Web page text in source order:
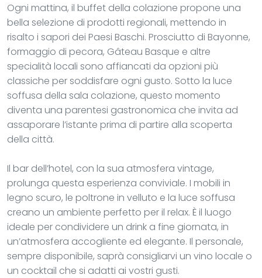
Ogni mattina, il buffet della colazione propone una
bella selezione di prodotti regionali, mettendo in
risalto i sapori dei Paesi Baschi. Prosciutto di Bayonne,
formaggio di pecora, Gâteau Basque e altre
specialità locali sono affiancati da opzioni più
classiche per soddisfare ogni gusto. Sotto la luce
soffusa della sala colazione, questo momento
diventa una parentesi gastronomica che invita ad
assaporare l’istante prima di partire alla scoperta
della città.
Il bar dell’hotel, con la sua atmosfera vintage,
prolunga questa esperienza conviviale. I mobili in
legno scuro, le poltrone in velluto e la luce soffusa
creano un ambiente perfetto per il relax. È il luogo
ideale per condividere un drink a fine giornata, in
un’atmosfera accogliente ed elegante. Il personale,
sempre disponibile, saprà consigliarvi un vino locale o
un cocktail che si adatti ai vostri gusti.